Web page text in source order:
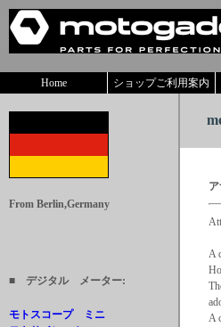
Home ショップご利用案内
From Berlin,Germany
■ デジタル メーター:
モトスコープ ミニ
A
A